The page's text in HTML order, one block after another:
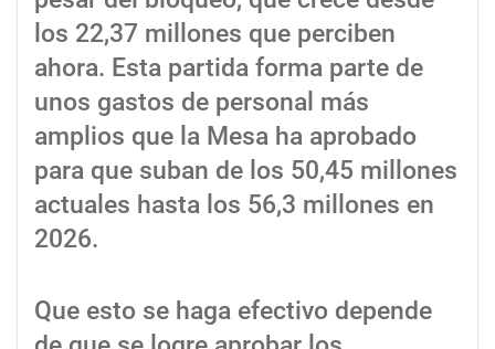
los 22,37 millones que perciben
ahora. Esta partida forma parte de
unos gastos de personal más
amplios que la Mesa ha aprobado
para que suban de los 50,45 millones
actuales hasta los 56,3 millones en
2026.
Que esto se haga efectivo depende